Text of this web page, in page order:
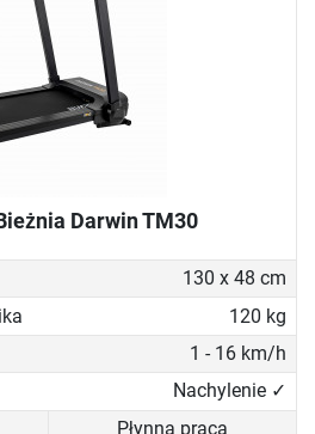
Darwin TM30
130 x 48 cm
120 kg
1 - 16 km/h
Nachylenie ✓
Płynna praca